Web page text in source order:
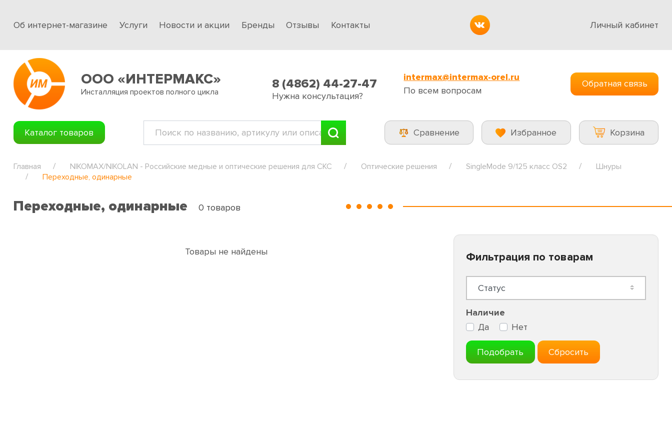
Об интернет-магазине Услуги Новости и акции Бренды Отзывы Контакты Личный кабинет
ООО «ИНТЕРМАКС»
Инсталляция проектов полного цикла
8 (4862) 44-27-47
Нужна консультация?
intermax@intermax-orel.ru
По всем вопросам
Обратная связь
Каталог товаров Сравнение Избранное Корзина
Главная NIKOMAX/NIKOLAN - Российские медные и оптические решения для СКС Оптические решения SingleMode 9/125 класс OS2
Шнуры
Переходные, одинарные
Переходные, одинарные 0 товаров
Товары не найдены Фильтрация по товарам
Наличие
Да
Нет
Подобрать Сбросить